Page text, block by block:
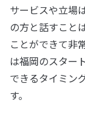
サービスや立場
の方と話すこと
ことができて非
は福岡のスター
できるタイミン
す。